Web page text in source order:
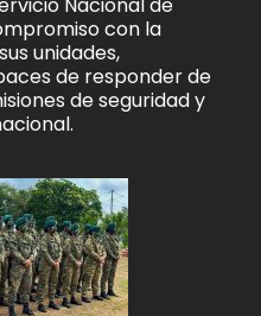
con la
unidades,
de responder de
de seguridad y